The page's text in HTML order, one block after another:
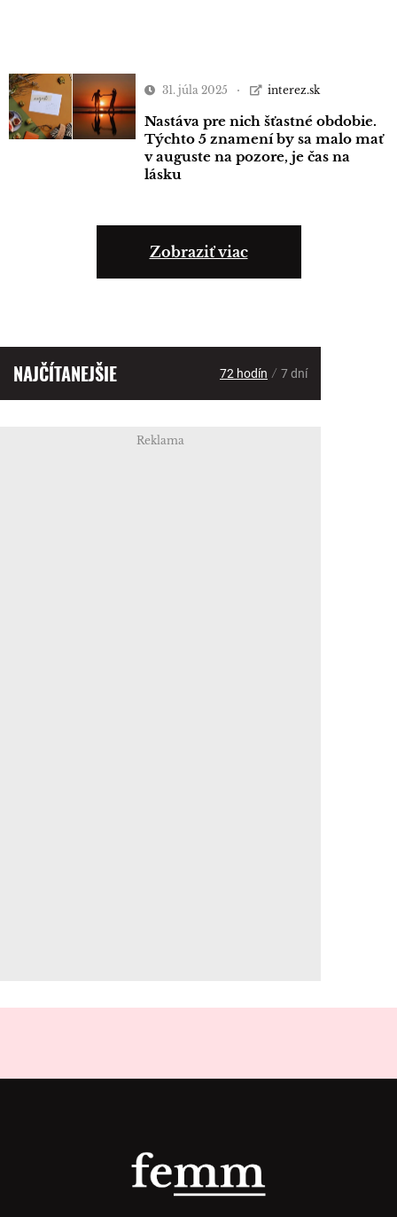
31. júla 2025 interez.sk
Nastáva pre nich šťastné obdobie.
Týchto 5 znamení by sa malo mať
v auguste na pozore, je čas na
lásku
Zobraziť viac
NAJČÍTANEJŠIE 72 hodín / 7 dní
Reklama